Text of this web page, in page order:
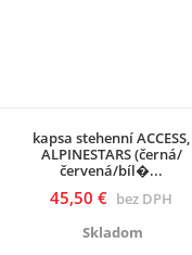
kapsa stehenní ACCESS,
ALPINESTARS (černá/
červená/bíl�...
45,50 € bez DPH
Skladom